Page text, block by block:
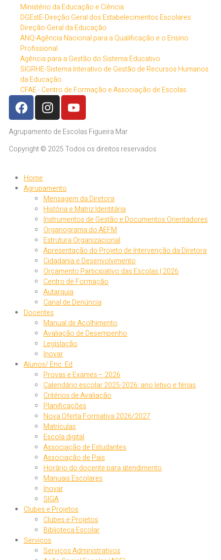
Ministério da Educação e Ciência
DGEstE-Direção Geral dos Estabelecimentos Escolares
Direção-Geral da Educação
ANQ-Agência Nacional para a Qualificação e o Ensino
Profissional
Agência para a Gestão do Sistema Educativo
SIGRHE-Sistema Interativo de Gestão de Recursos Humanos
da Educação
CFAE - Centro de Formação e Associação de Escolas
Agrupamento de Escolas Figueira Mar
Copyright © 2025 Todos os direitos reservados
Home
Agrupamento
Mensagem da Diretora
História e Matriz Identitária
Instrumentos de Gestão e Documentos Orientadores
Organograma do AEFM
Estrutura Organizacional
Apresentação do Projeto de Intervenção da Diretora
Cidadania e Desenvolvimento
Orçamento Participativo das Escolas | 2026
Centro de Formação
Autarquia
Canal de Denúncia
Docentes
Manual de Acolhimento
Avaliação de Desempenho
Legislação
Inovar
Alunos/ Enc. Ed
Provas e Exames – 2026
Calendário escolar 2025-2026: ano letivo e férias
Critérios de Avaliação
Planificações
Nova Oferta Formativa 2026/2027
Matrículas
Escola digital
Associação de Estudantes
Associação de Pais
Horário do docente para atendimento
Manuais Escolares
Inovar
SIGA
Clubes e Projetos
Clubes e Projetos
Biblioteca Escolar
Serviços
Serviços Administrativos